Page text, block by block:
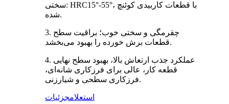
سختی: HRC15°-55°، با قطعات کاربیدی کوئنچ
شده.
3. چقرمگی و سختی خوب؛ براقیت سطح
قطعات برش خورده را بهبود می‌بخشد.
4. عملکرد جذب ارتعاش بالا، بهبود سطح نهایی
قطعه کار، عالی برای فرزکاری شانه‌ای،
فرزکاری سطحی و شیارزنی.
استعلامجزئیات